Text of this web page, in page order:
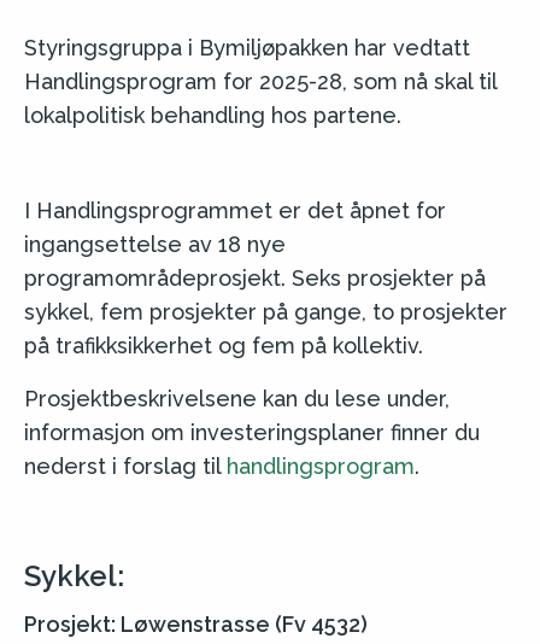
Styringsgruppa i Bymiljøpakken har vedtatt
Handlingsprogram for 2025-28, som nå skal til
lokalpolitisk behandling hos partene.
I Handlingsprogrammet er det åpnet for
ingangsettelse av 18 nye
programområdeprosjekt. Seks prosjekter på
sykkel, fem prosjekter på gange, to prosjekter
på trafikksikkerhet og fem på kollektiv.
Prosjektbeskrivelsene kan du lese under,
informasjon om investeringsplaner finner du
nederst i forslag til handlingsprogram.
Sykkel:
Prosjekt: Løwenstrasse (Fv 4532)